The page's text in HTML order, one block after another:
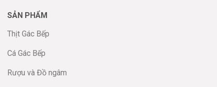
SẢN PHẨM
Thịt Gác Bếp
Cá Gác Bếp
Rượu và Đồ ngâm